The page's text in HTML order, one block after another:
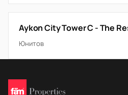
Aykon City Tower C - The
Юнитов